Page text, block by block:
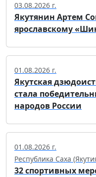
03.08.2026 г.
Якутянин Артем
ярославскому
01.08.2026 г.
Якутская
стала
народов России
01.08.2026 г.
Республика Саха
32 спортивных